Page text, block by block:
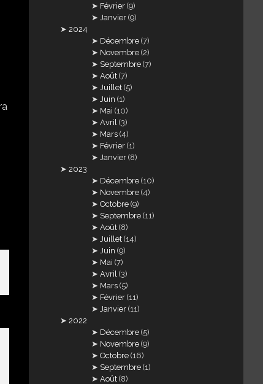
Février (9)
Janvier (9)
2024
Décembre (7)
Novembre (2)
Septembre (7)
Août (7)
Juillet (5)
Juin (1)
Mai (10)
Avril (3)
Mars (4)
Février (1)
Janvier (8)
2023
Décembre (10)
Novembre (4)
Octobre (9)
Septembre (11)
Août (8)
Juillet (14)
Juin (9)
Mai (7)
Avril (3)
Mars (5)
Février (11)
Janvier (11)
2022
Décembre (5)
Novembre (9)
Octobre (16)
Septembre (1)
Août (8)